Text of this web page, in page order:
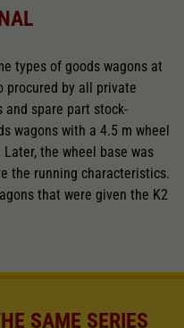
types of goods wagons at
procured by all private
spare part stock-
wagons with a 4.5 m wheel
the wheel base was
the running characteristics.
that were given the K2
SAME SERIES